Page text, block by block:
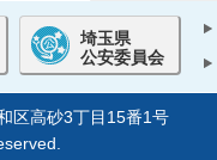
埼玉県
公安委員会
区高砂3丁目15番1号